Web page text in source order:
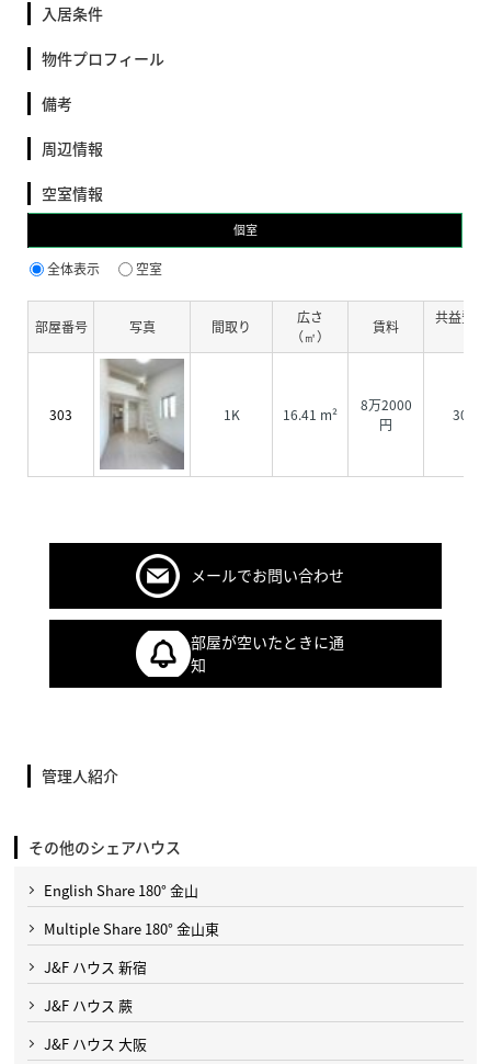
入居条件
物件プロフィール
備考
周辺情報
空室情報
個室
全体表示 空室
部屋番号 写真 間取り
広さ
（㎡）
賃料
共益費
303 1K 16.41 m²
8万2000
円
3000
メールでお問い合わせ
部屋が空いたときに通
知
管理人紹介
その他のシェアハウス
English Share 180° 金山
Multiple Share 180° 金山東
J&F ハウス 新宿
J&F ハウス 蕨
J&F ハウス 大阪